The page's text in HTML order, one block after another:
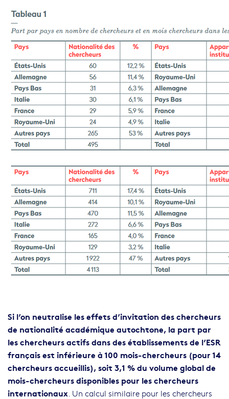
Si l’on neutralise les effets d’invitation des chercheurs
de nationalité académique autochtone, la part par
les chercheurs actifs dans des établissements de l’ESR
français est inférieure à 100 mois-chercheurs (pour 14
chercheurs accueillis), soit 3,1 % du volume global de
mois-chercheurs disponibles pour les chercheurs
internationaux . Un calcul similaire pour les chercheurs